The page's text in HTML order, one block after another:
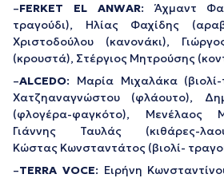
–FERKET EL ANWAR: Άχμαντ
τραγούδι), Ηλίας Φαχίδης
Χριστοδούλου (κανονάκι),
(κρουστά), Στέργιος Μητρούσης
–ALCEDO: Μαρία Μιχαλάκα
Χατζηαναγνώστου (φλάουτο),
(φλογέρα-φαγκότο), Μενέλαος
Γιάννης Ταυλάς (κιθάρες-
Κώστας Κωνσταντάτος (βιολί-
–TERRA VOCE: Ειρήνη